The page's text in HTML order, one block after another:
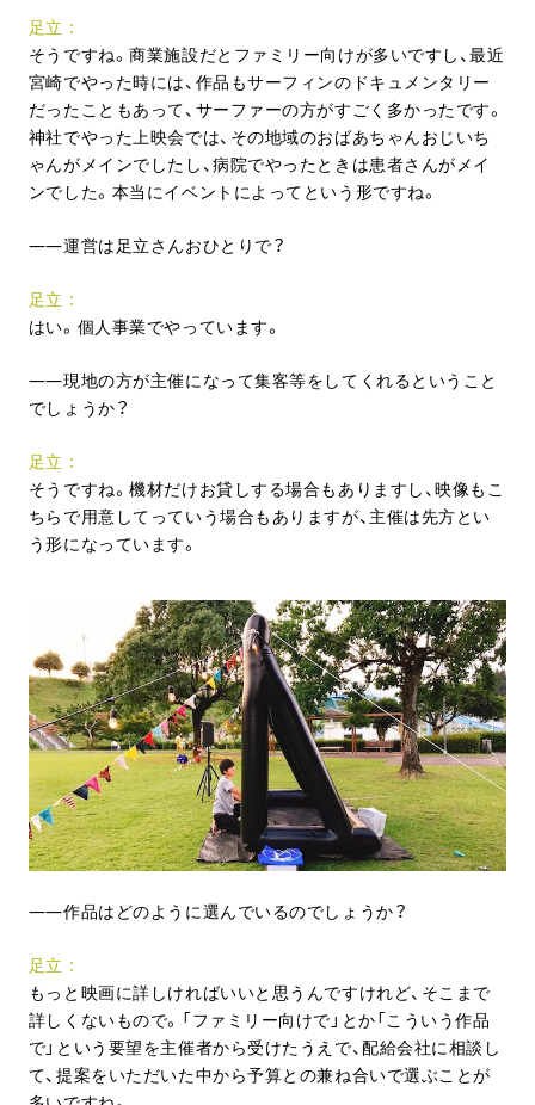
足立
そうですね。商業施設だとファミリー向けが多いですし、最近
宮崎でやった時には、作品もサーフィンのドキュメンタリー
だったこともあって、サーファーの方がすごく多かったです。
神社でやった上映会では、その地域のおばあちゃんおじいち
ゃんがメインでしたし、病院でやったときは患者さんがメイ
ンでした。本当にイベントによってという形ですね。
運営は足立さんおひとりで？
足立
はい。個人事業でやっています。
現地の方が主催になって集客等をしてくれるということ
でしょうか？
足立
そうですね。機材だけお貸しする場合もありますし、映像もこ
ちらで用意してっていう場合もありますが、主催は先方とい
う形になっています。
作品はどのように選んでいるのでしょうか？
足立
もっと映画に詳しければいいと思うんですけれど、そこまで
詳しくないもので。「ファミリー向けで」とか「こういう作品
で」という要望を主催者から受けたうえで、配給会社に相談し
て、提案をいただいた中から予算との兼ね合いで選ぶことが